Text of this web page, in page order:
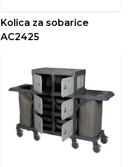
Kolica za sobarice
AC2425